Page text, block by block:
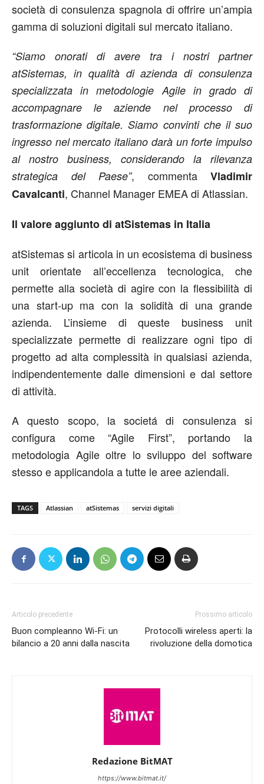
società di consulenza spagnola di offrire un’ampia
gamma di soluzioni digitali sul mercato italiano.
“Siamo onorati di avere tra i nostri partner
atSistemas, in qualità di azienda di consulenza
specializzata in metodologie Agile in grado di
accompagnare le aziende nel processo di
trasformazione digitale. Siamo convinti che il suo
ingresso nel mercato italiano darà un forte impulso
al nostro business, considerando la rilevanza
strategica del Paese”, commenta Vladimir
Cavalcanti, Channel Manager EMEA di Atlassian.
Il valore aggiunto di atSistemas in Italia
atSistemas si articola in un ecosistema di business
unit orientate all’eccellenza tecnologica, che
permette alla società di agire con la flessibilità di
una start-up ma con la solidità di una grande
azienda. L’insieme di queste business unit
specializzate permette di realizzare ogni tipo di
progetto ad alta complessità in qualsiasi azienda,
indipendentemente dalle dimensioni e dal settore
di attività.
A questo scopo, la societá di consulenza si
configura come “Agile First”, portando la
metodologia Agile oltre lo sviluppo del software
stesso e applicandola a tutte le aree aziendali.
TAGS Atlassian atSistemas servizi digitali
Articolo precedente
Buon compleanno Wi-Fi: un
bilancio a 20 anni dalla nascita
Prossimo articolo
Protocolli wireless aperti: la
rivoluzione della domotica
Redazione BitMAT
https://www.bitmat.it/